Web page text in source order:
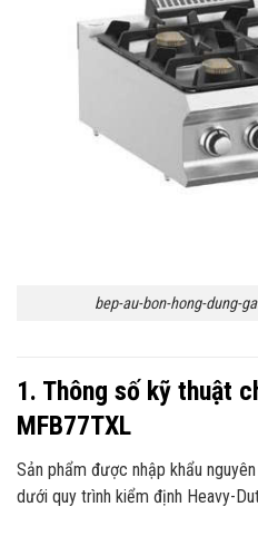
bep-au-bon-hong-dung-
1. Thông số kỹ thuật
MFB77TXL
Sản phẩm được nhập khẩu
dưới quy trình kiểm định Heavy-